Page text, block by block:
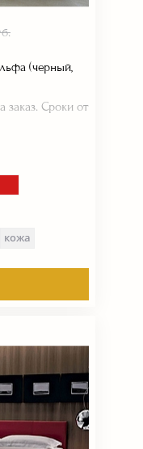
(черный,
заказ. Сроки от
кожа